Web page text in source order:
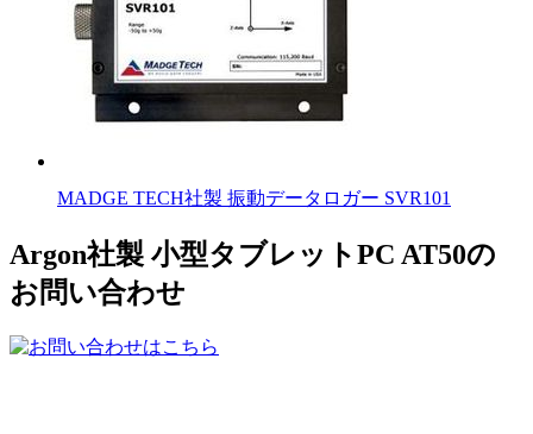
MADGE TECH社製 振動データロガー SVR101
Argon社製 小型タブレットPC AT50の
お問い合わせ